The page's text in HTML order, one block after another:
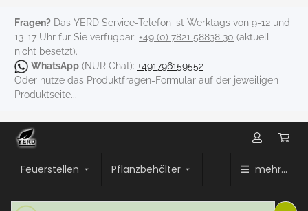
Fragen? Das YERD Service-Telefon ist Werktags von 9-12 und
13-17 Uhr für Sie verfügbar: +49 (0) 7821 58838 30 (aktuell
nicht besetzt).
WhatsApp (NUR Chat): +491796159552
Oder nutze das Produktfragen-Formular auf der jeweiligen
Produktseite...
Feuerstellen Pflanzbehälter mehr...